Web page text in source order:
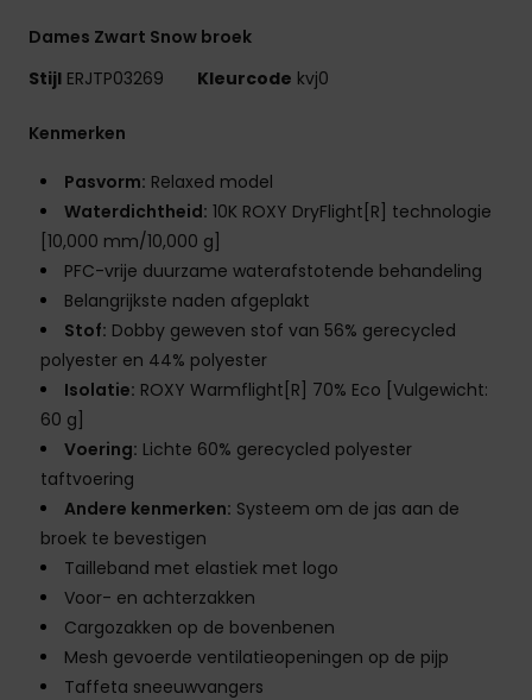
Dames Zwart Snow broek
Stijl ERJTP03269 Kleurcode kvj0
Kenmerken
Pasvorm: Relaxed model
Waterdichtheid: 10K ROXY DryFlight[R] technologie
[10,000 mm/10,000 g]
PFC-vrije duurzame waterafstotende behandeling
Belangrijkste naden afgeplakt
Stof: Dobby geweven stof van 56% gerecycled
polyester en 44% polyester
Isolatie: ROXY Warmflight[R] 70% Eco [Vulgewicht:
60 g]
Voering: Lichte 60% gerecycled polyester
taftvoering
Andere kenmerken: Systeem om de jas aan de
broek te bevestigen
Tailleband met elastiek met logo
Voor- en achterzakken
Cargozakken op de bovenbenen
Mesh gevoerde ventilatieopeningen op de pijp
Taffeta sneeuwvangers